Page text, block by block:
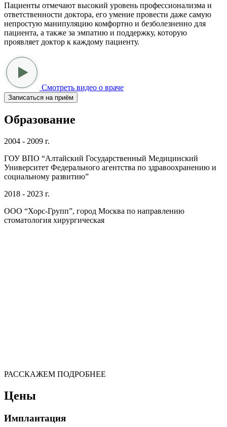
Пациенты отмечают высокий уровень профессионализма и
ответственности доктора, его умение провести даже самую
непростую манипуляцию комфортно и безболезненно для
пациента, а также за эмпатию и поддержку, которую
проявляет доктор к каждому пациенту.
Смотреть видео о враче
Записаться на приём
Образование
2004 - 2009 г.
ГОУ ВПО “Алтайский Государственный Медицинский
Университет Федерального агентства по здравоохранению и
социальному развитию”
2018 - 2023 г.
ООО “Хорс-Групп”, город Москва по направлению
стоматология хирургическая
РАССКАЖЕМ ПОДРОБНЕЕ
Цены
Имплантация